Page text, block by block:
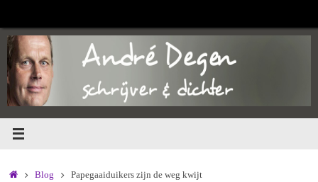
de
inhoud
HomeBlog Papegaaiduikers zijn de weg kwijt